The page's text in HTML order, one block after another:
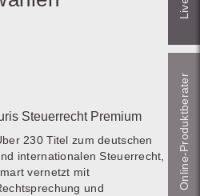
Steuerrecht Premium
230 Titel zum deutschen
internationalen Steuerrecht,
vernetzt mit
und
Online-Produkt­berater